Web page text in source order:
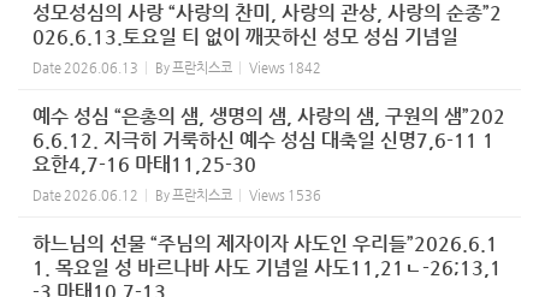
성모성심의 사랑 “사랑의 찬미, 사랑의 관상, 사랑의 순종”2
026.6.13.토요일 티 없이 깨끗하신 성모 성심 기념일
Date 2026.06.13 By프란치스코 Views 1842
예수 성심 “은총의 샘, 생명의 샘, 사랑의 샘, 구원의 샘”202
6.6.12. 지극히 거룩하신 예수 성심 대축일 신명7,6-11 1
요한4,7-16 마태11,25-30
Date 2026.06.12 By프란치스코 Views 1536
하느님의 선물 “주님의 제자이자 사도인 우리들”2026.6.1
1. 목요일 성 바르나바 사도 기념일 사도11,21ㄴ-26;13,1
-3 마태10,7-13